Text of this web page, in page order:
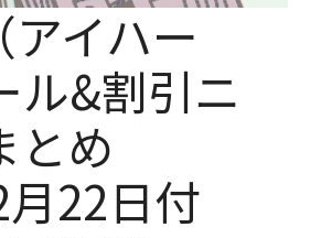
アイハー
ル&割引ニ
とめ
22日付